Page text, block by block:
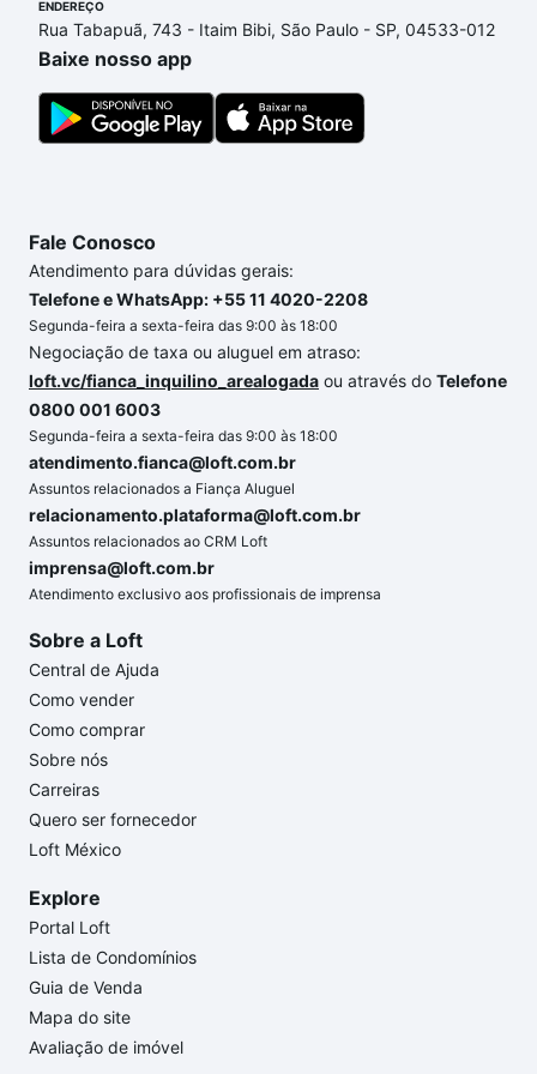
compra, veja em nosso portal
um apartamento
e conte com a gente para comprar
o imóvel dos seus sonhos com segurança e
conforto. Loft, com você até as chaves.
ENDEREÇO
Rua Tabapuã, 743 - Itaim Bibi, São Paulo - SP, 04533-012
Baixe nosso app
Fale Conosco
Atendimento para dúvidas gerais:
Telefone e WhatsApp: +55 11 4020-2208
Segunda-feira a sexta-feira das 9:00 às 18:00
Negociação de taxa ou aluguel em atraso:
loft.vc/fianca_inquilino_arealogada ou através do Telefone
0800 001 6003
Segunda-feira a sexta-feira das 9:00 às 18:00
atendimento.fianca@loft.com.br
Assuntos relacionados a Fiança Aluguel
relacionamento.plataforma@loft.com.br
Assuntos relacionados ao CRM Loft
imprensa@loft.com.br
Atendimento exclusivo aos profissionais de imprensa
Sobre a Loft
Central de Ajuda
Como vender
Como comprar
Sobre nós
Carreiras
Quero ser fornecedor
Loft México
Explore
Portal Loft
Lista de Condomínios
Guia de Venda
Mapa do site
Avaliação de imóvel